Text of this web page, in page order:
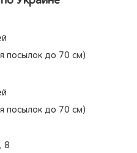
посылок до 70 см)
посылок до 70 см)
8